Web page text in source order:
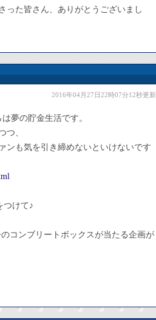
った皆さん、ありがとうございまし
2016年04月27日22時07分12秒更新
夢の貯金生活です。
つ、
ンも気を引き締めないといけないです
つけて♪
コンブリートボックスが当たる企画が